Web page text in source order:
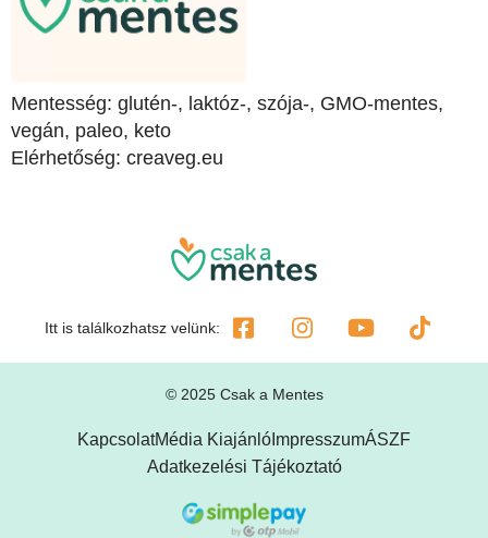
Mentesség: glutén-, laktóz-, szója-, GMO-mentes,
vegán, paleo, keto
Elérhetőség: creaveg.eu
Itt is találkozhatsz velünk:
© 2025 Csak a Mentes
KapcsolatMédia Kiajánló ImpresszumÁSZF
Adatkezelési Tájékoztató